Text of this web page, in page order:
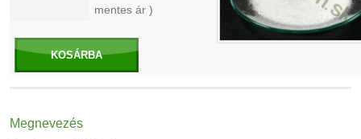
mentes ár )
KOSÁRBA
Megnevezés